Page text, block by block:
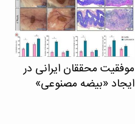
موفقیت محققان ایرانی در
ایجاد «بیضه مصنوعی»